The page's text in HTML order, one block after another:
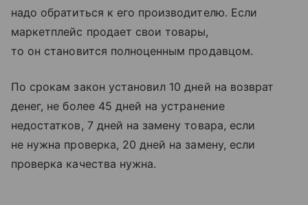
надо обратиться к его производителю. Если
маркетплейс продает свои товары,
то он становится полноценным продавцом.
По срокам закон установил 10 дней на возврат
денег, не более 45 дней на устранение
недостатков, 7 дней на замену товара, если
не нужна проверка, 20 дней на замену, если
проверка качества нужна.